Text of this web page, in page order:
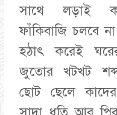
সাথে লড়াই
ফাঁকিবাজি চলবে
​হঠাৎ করেই
জুতোর খটখট
ছোট ছেলে